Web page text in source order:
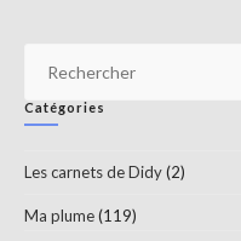
Catégories
Les carnets de Didy(2)
Ma plume(119)